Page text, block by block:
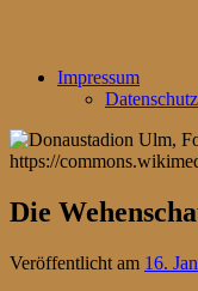
Impressum
Die
Veröffentlicht am 16.